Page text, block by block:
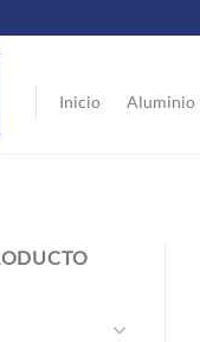
Inicio Aluminio